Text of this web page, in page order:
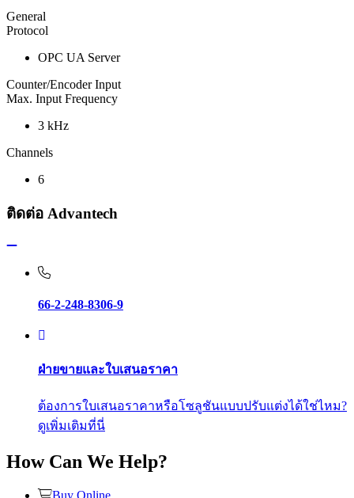
General
Protocol
OPC UA Server
Counter/Encoder Input
Max. Input Frequency
3 kHz
Channels
6
ติดต่อ Advantech
66-2-248-8306-9
ฝ่ายขายและใบเสนอราคา
ต้องการใบเสนอราคาหรือโซลูชันแบบปรับแต่งได้ใช่ไหม?
ดูเพิ่มเติมที่นี่
How Can We Help?